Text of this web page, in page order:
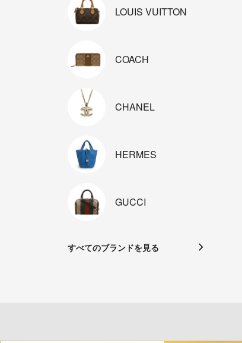
LOUIS VUITTON
COACH
CHANEL
HERMES
GUCCI
すべてのブランドを見る